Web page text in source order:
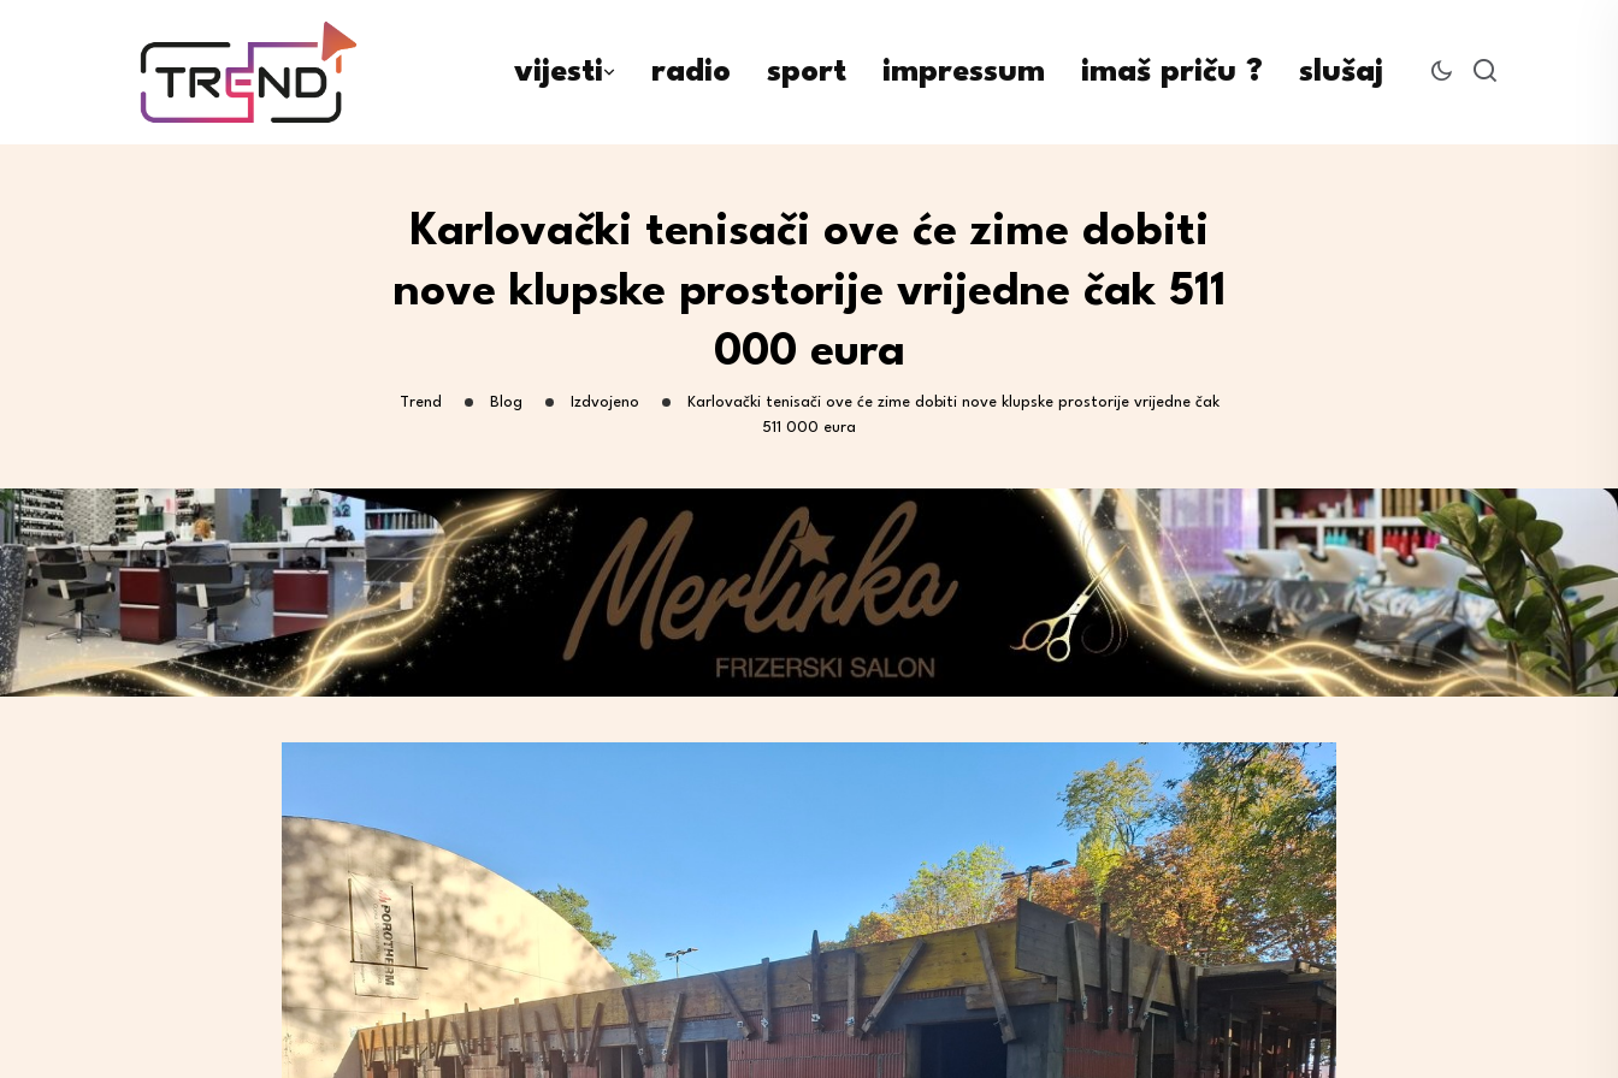
vijesti radio sport impressum imaš priču ? slušaj
Karlovački tenisači ove će zime dobiti
nove klupske prostorije vrijedne čak 511
000 eura
Trend Blog Izdvojeno
Karlovački tenisači ove će zime dobiti nove klupske prostorije vrijedne čak
511 000 eura